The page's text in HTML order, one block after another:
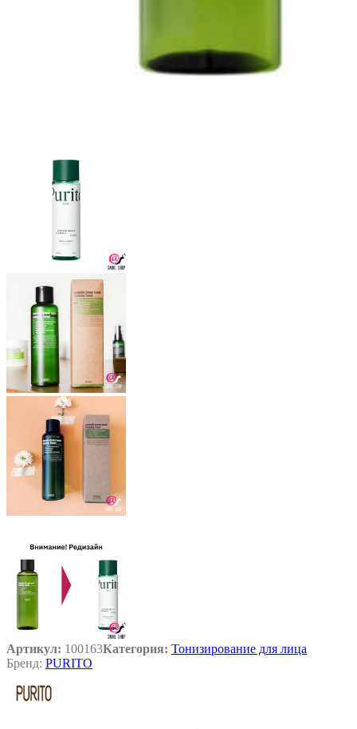
Артикул: 100163Категория: Тонизирование для лица
Бренд: PURITO